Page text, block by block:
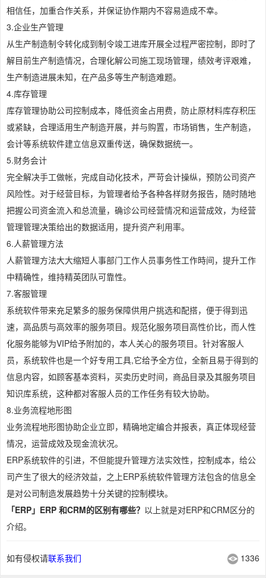
相信任，加重合作关系，并保证协作期内不容易造成不幸。
3.企业生产管理
从生产制造制令转化成到制令竣工进库开展全过程严密控制，即时了
解目前生产制造情况，合理化解公司施工现场管理，绩效考评艰难，
生产制造进展未知，在产品多等生产制造难题。
4.库存管理
库存管理协助公司控制成本，降低资金占用费，防止原材料库存积压
或紧缺，合理适用生产制造开展，并与购置，市场销售，生产制造，
会计等系统软件建立信息双重传送，确保数据统一。
5.财务会计
完全解决手工做帐，完成自动化技术，严苛会计操纵，预防公司资产
风险性。对于经营目标，为管理者给予各种各样财务报告，随时随地
把握公司资金流入和总流量，确诊公司经营情况和运营成效，为经营
管理管理决策给出的数据适用，提升资产利用率。
6.人薪管理方法
人薪管理方法大大缩短人事部门工作人员事务性工作時间，提升工作
中精确性，维持精英团队可靠性。
7.客服管理
系统软件带来充足繁多的服务保障供用户挑选和配搭，便于得到迅
速，高品质与高效率的服务项目。规范化服务项目高性价比，而人性
化服务能够为VIP给予附加的，本人关心的服务项目。针对客服人
员，系统软件也是一个好专用工具,它给予全方位，全新且易于得到的
信息内容，如顾客基本资料，买卖历史时间，商品目录及其服务项目
知识库系统，这种都对客服人员的工作任务有较大协助。
8.业务流程地形图
业务流程地形图协助企业立即，精确地定编合并报表，真正体现经营
情况，运营成效及现金流状况。
ERP系统软件的引进，不但能提升管理方法实效性，控制成本，给公
司产生了很大的经济效益，之上ERP系统软件管理方法包含的信息全
是对公司制造发展趋势十分关键的控制模块。
「ERP」ERP 和CRM的区别有哪些？ 以上就是对ERP和CRM区分的
介绍。
如有侵权请联系我们 1336